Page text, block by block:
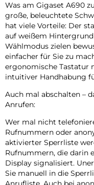
Was am Gigaset A690
große, beleuchtete
hat viele Vorteile: Der
auf weißem
Wählmodus zielen
einfacher für Sie zu
ergonomische Tastatur
intuitiver Handhabung
Auch mal abschalten –
Anrufen:
Wer mal nicht
Rufnummern oder
aktivierter Sperrliste
Rufnummern, die darin
Display signalisiert.
Sie manuell in die